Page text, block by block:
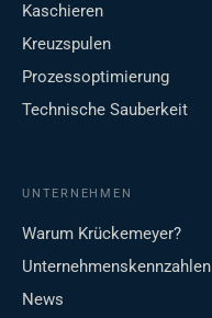
Kaschieren
Kreuzspulen
Prozessoptimierung
Technische Sauberkeit
UNTERNEHMEN
Warum Krückemeyer?
Unternehmenskennzahlen
News